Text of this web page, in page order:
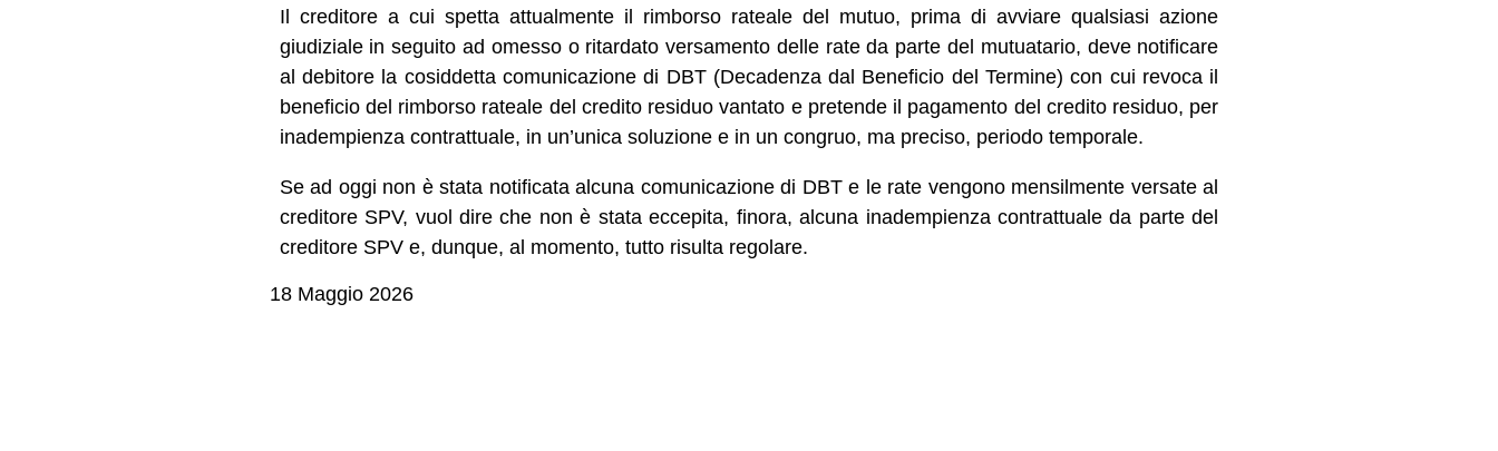
Il creditore a cui spetta attualmente il rimborso rateale del mutuo, prima di avviare qualsiasi azione
giudiziale in seguito ad omesso o ritardato versamento delle rate da parte del mutuatario, deve notificare
al debitore la cosiddetta comunicazione di DBT (Decadenza dal Beneficio del Termine) con cui revoca il
beneficio del rimborso rateale del credito residuo vantato e pretende il pagamento del credito residuo, per
inadempienza contrattuale, in un’unica soluzione e in un congruo, ma preciso, periodo temporale.
Se ad oggi non è stata notificata alcuna comunicazione di DBT e le rate vengono mensilmente versate al
creditore SPV, vuol dire che non è stata eccepita, finora, alcuna inadempienza contrattuale da parte del
creditore SPV e, dunque, al momento, tutto risulta regolare.
18 Maggio 2026